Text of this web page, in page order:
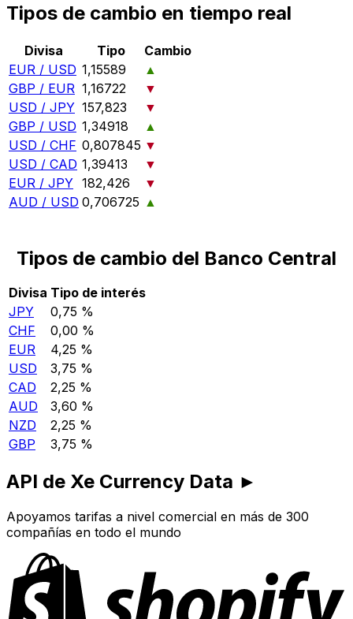
Tipos de cambio en tiempo real
Divisa Tipo
Cambio
EUR / USD 1,15589
▲
GBP / EUR 1,16722
▼
USD / JPY 157,823
▼
GBP / USD 1,34918
▲
USD / CHF 0,807845 ▼
USD / CAD 1,39413
▼
EUR / JPY 182,426
▼
AUD / USD 0,706725 ▲
Tipos de cambio del Banco Central
Divisa Tipo de interés
JPY
0,75 %
CHF
0,00 %
EUR
4,25 %
USD
3,75 %
CAD
2,25 %
AUD
3,60 %
NZD
2,25 %
GBP
3,75 %
API de Xe Currency Data ►
Apoyamos tarifas a nivel comercial en más de 300
compañías en todo el mundo